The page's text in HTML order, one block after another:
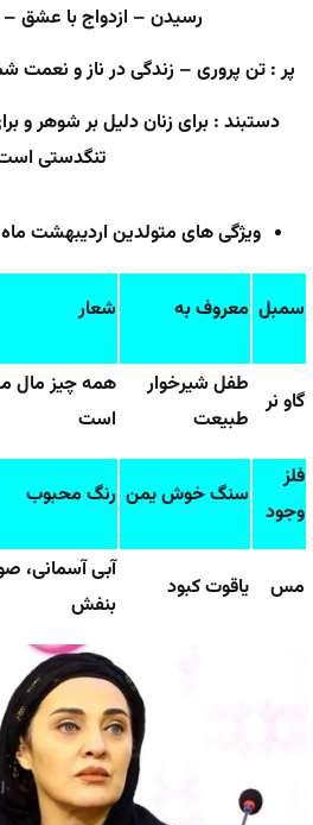
رسیدن – ازدواج با عشق –
پر : تن پروری – زندگی در ناز و نعمت
دستبند : برای زنان دلیل بر شوهر و
تنگدستی
ویژگی های متولدین اردیبهشت
سمبل معروف به شعار
گاو نر
طفل شیرخوار
طبیعت
همه چیز مال
است
فلز
وجود
سنگ خوش یمن رنگ محبوب
مس یاقوت کبود
آبی آسمانی،
بنفش